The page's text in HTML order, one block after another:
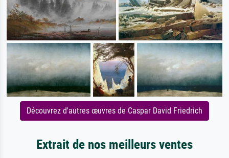
Découvrez d'autres œuvres de Caspar David Friedrich
Extrait de nos meilleurs ventes